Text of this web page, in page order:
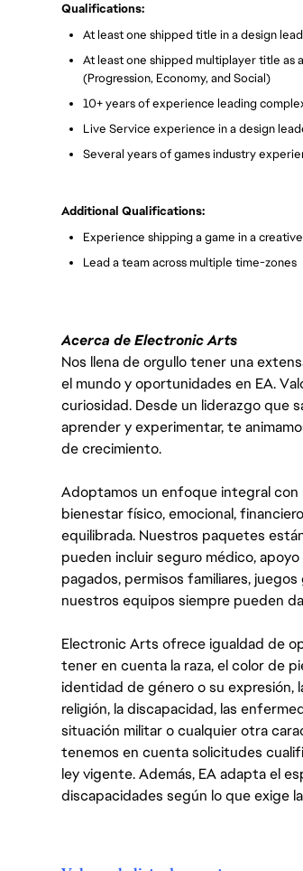
Qualifications:
At least one shipped title in a design
At least one shipped multiplayer title as
(Progression, Economy, and Social)
10+ years of experience leading
Live Service experience in a design
Several years of games industry
Additional Qualifications:
Experience shipping a game in a
Lead a team across multiple time-zones
Acerca de Electronic Arts
Nos llena de orgullo tener una
el mundo y oportunidades en EA.
curiosidad. Desde un liderazgo que
aprender y experimentar, te
de crecimiento.
Adoptamos un enfoque integral
bienestar físico, emocional,
equilibrada. Nuestros paquetes
pueden incluir seguro médico,
pagados, permisos familiares,
nuestros equipos siempre pueden
Electronic Arts ofrece igualdad de
tener en cuenta la raza, el color de
identidad de género o su expresión,
religión, la discapacidad, las
situación militar o cualquier otra
tenemos en cuenta solicitudes
ley vigente. Además, EA adapta el
discapacidades según lo que exige la